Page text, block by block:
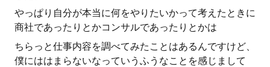
やっぱり自分が本当に何をやりたいかって考えたときに
商社であったりとかコンサルであったりとかは
ちらっと仕事内容を調べてみたことはあるんですけど、
僕にははまらないなっていうふうなことを感じまして